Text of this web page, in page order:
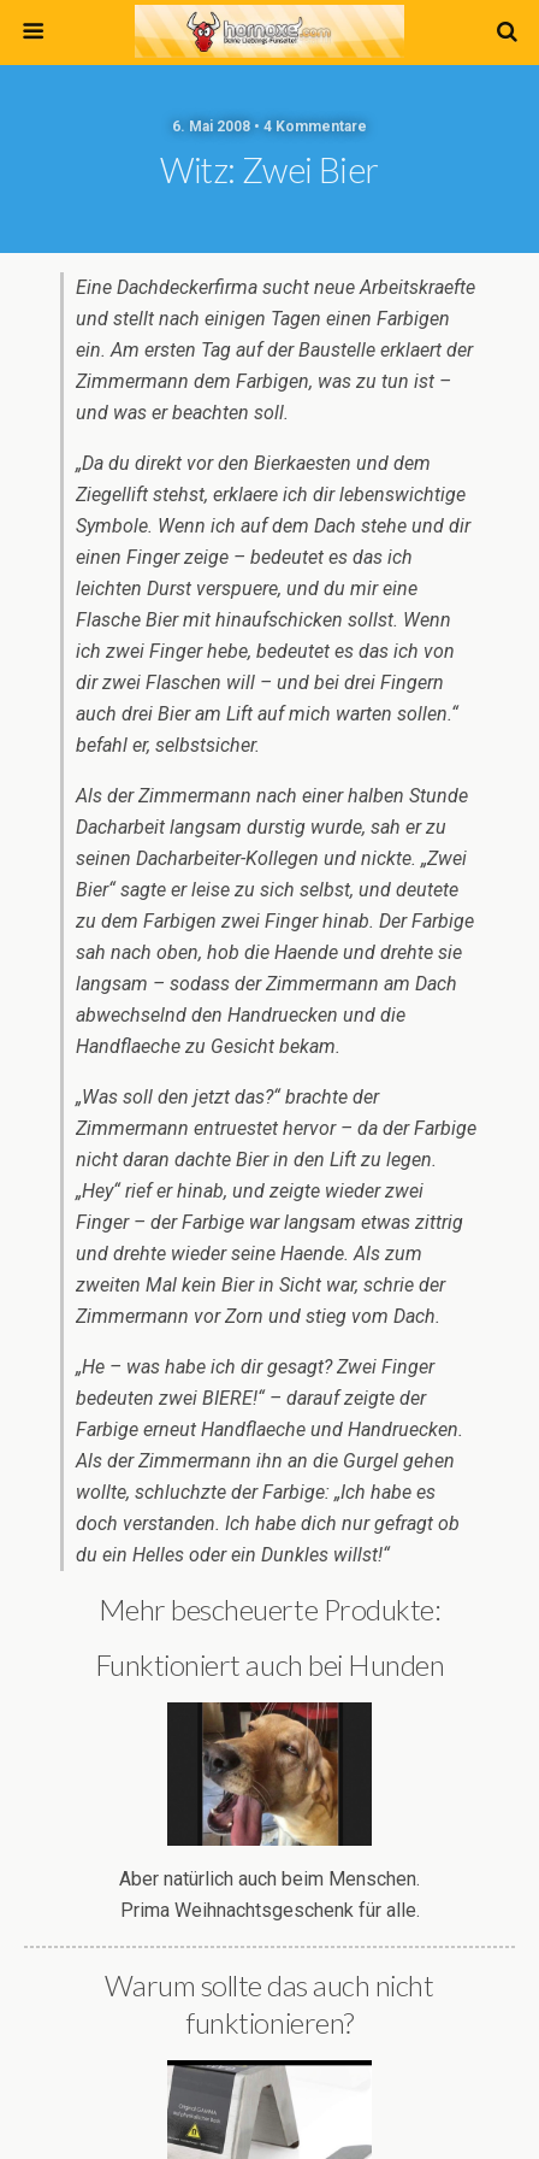
6. Mai 2008 • 4 Kommentare
Witz: Zwei Bier
Eine Dachdeckerfirma sucht neue Arbeitskraefte
und stellt nach einigen Tagen einen Farbigen
ein. Am ersten Tag auf der Baustelle erklaert der
Zimmermann dem Farbigen, was zu tun ist –
und was er beachten soll.
„Da du direkt vor den Bierkaesten und dem
Ziegellift stehst, erklaere ich dir lebenswichtige
Symbole. Wenn ich auf dem Dach stehe und dir
einen Finger zeige – bedeutet es das ich
leichten Durst verspuere, und du mir eine
Flasche Bier mit hinaufschicken sollst. Wenn
ich zwei Finger hebe, bedeutet es das ich von
dir zwei Flaschen will – und bei drei Fingern
auch drei Bier am Lift auf mich warten sollen.“
befahl er, selbstsicher.
Als der Zimmermann nach einer halben Stunde
Dacharbeit langsam durstig wurde, sah er zu
seinen Dacharbeiter-Kollegen und nickte. „Zwei
Bier“ sagte er leise zu sich selbst, und deutete
zu dem Farbigen zwei Finger hinab. Der Farbige
sah nach oben, hob die Haende und drehte sie
langsam – sodass der Zimmermann am Dach
abwechselnd den Handruecken und die
Handflaeche zu Gesicht bekam.
„Was soll den jetzt das?“ brachte der
Zimmermann entruestet hervor – da der Farbige
nicht daran dachte Bier in den Lift zu legen.
„Hey“ rief er hinab, und zeigte wieder zwei
Finger – der Farbige war langsam etwas zittrig
und drehte wieder seine Haende. Als zum
zweiten Mal kein Bier in Sicht war, schrie der
Zimmermann vor Zorn und stieg vom Dach.
„He – was habe ich dir gesagt? Zwei Finger
bedeuten zwei BIERE!“ – darauf zeigte der
Farbige erneut Handflaeche und Handruecken.
Als der Zimmermann ihn an die Gurgel gehen
wollte, schluchzte der Farbige: „Ich habe es
doch verstanden. Ich habe dich nur gefragt ob
du ein Helles oder ein Dunkles willst!“
Mehr bescheuerte Produkte:
Funktioniert auch bei Hunden
Aber natürlich auch beim Menschen.
Prima Weihnachtsgeschenk für alle.
Warum sollte das auch nicht
funktionieren?